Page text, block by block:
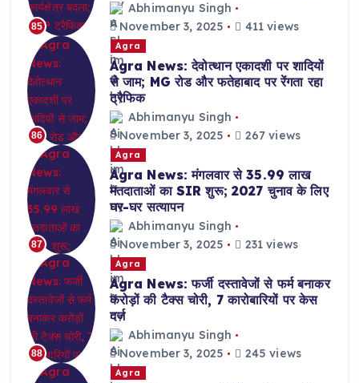
85
Abhimanyu Singh
November 3, 2025
411 views
86
Agra
Agra News: देवोत्थान एकादशी पर शादियों
से जाम; MG रोड और फतेहाबाद पर रेंगता रहा
ट्रैफिक
Abhimanyu Singh
November 3, 2025
267 views
87
Agra
Agra News: मंगलवार से 35.99 लाख
मतदाताओं का SIR शुरू; 2027 चुनाव के लिए
घर-घर सत्यापन
Abhimanyu Singh
November 3, 2025
231 views
88
Agra
Agra News: फर्जी दस्तावेजों से फर्म बनाकर
करोड़ों की टैक्स चोरी, 7 कारोबारियों पर केस
दर्ज
Abhimanyu Singh
November 3, 2025
245 views
Agra